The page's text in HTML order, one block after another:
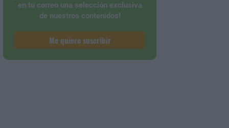
en tu correo una selección exclusiva
de nuestros contenidos!
Me quiero suscribir